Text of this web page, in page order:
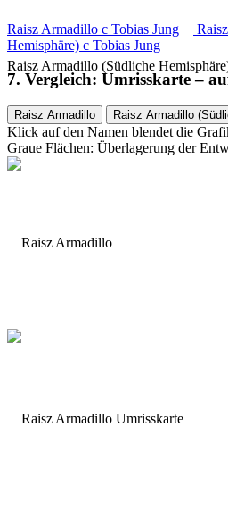
Raisz Armadillo (Südliche
Raisz Armadillo c Tobias Jung
Hemisphäre) c Tobias Jung
7. Vergleich: Umrisskarte –
Raisz Armadillo Raisz Armadillo
Klick auf den Namen blendet die
Graue Flächen: Überlagerung der